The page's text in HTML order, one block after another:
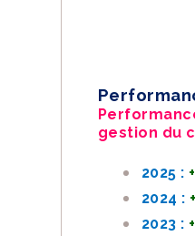
gestion du
2025 :
2024 :
2023 :